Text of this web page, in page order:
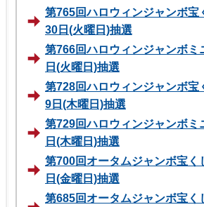
第765回ハロウィンジャンボ宝
30日(火曜日)抽選
第766回ハロウィンジャンボミ
日(火曜日)抽選
第728回ハロウィンジャンボ宝
9日(木曜日)抽選
第729回ハロウィンジャンボミ
日(木曜日)抽選
第700回オータムジャンボ宝く
日(金曜日)抽選
第685回オータムジャンボ宝く